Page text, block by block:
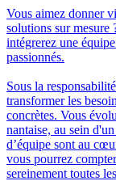
Vous aimez donner
solutions sur mesure
intégrerez une
passionnés.
Sous la
transformer les
concrètes. Vous
nantaise, au sein
d’équipe sont au
vous pourrez
sereinement toutes